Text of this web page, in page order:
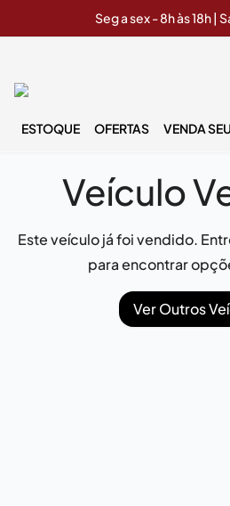
Seg a sex - 8h às 18h |
ESTOQUE OFERTAS VENDA
Veículo
Este veículo já foi vendido.
para encontrar
Ver Outros